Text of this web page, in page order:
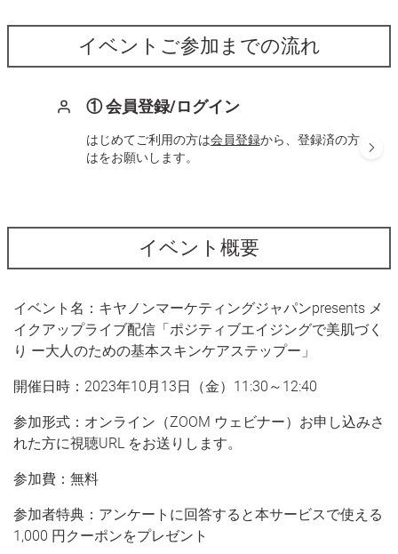
イベントご参加までの流れ
① 会員登録/ログイン
はじめてご利用の方は会員登録から、登録済の方
はをお願いします。
イベント概要
イベント名：キヤノンマーケティングジャパンpresents メ
イクアップライブ配信「ポジティブエイジングで美肌づく
り ー大人のための基本スキンケアステップー」
開催日時：2023年10月13日（金）11:30～12:40
参加形式：オンライン（ZOOM ウェビナー）お申し込みさ
れた方に視聴URL をお送りします。
参加費：無料
参加者特典：アンケートに回答すると本サービスで使える
1,000 円クーポンをプレゼント